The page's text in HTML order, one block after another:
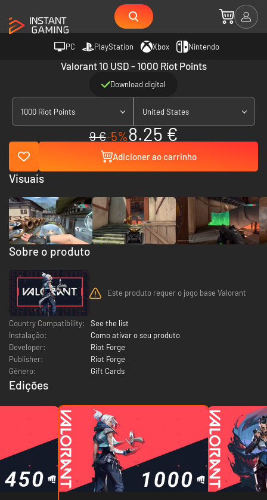
PC PlayStation Xbox Nintendo
Valorant 10 USD - 1000 Riot Points
Download digital
1000 Riot Points United States
9 €-5%8.25 €
Adicioner ao carrinho
Sobre o produto
Este produto requer o jogo base Valorant
Country Compatibility:
See the list
Instalação:
Como ativar o seu produto
Developer:
Riot Forge
Publisher:
Riot Forge
Género:
Gift Cards
Edições
Visuais